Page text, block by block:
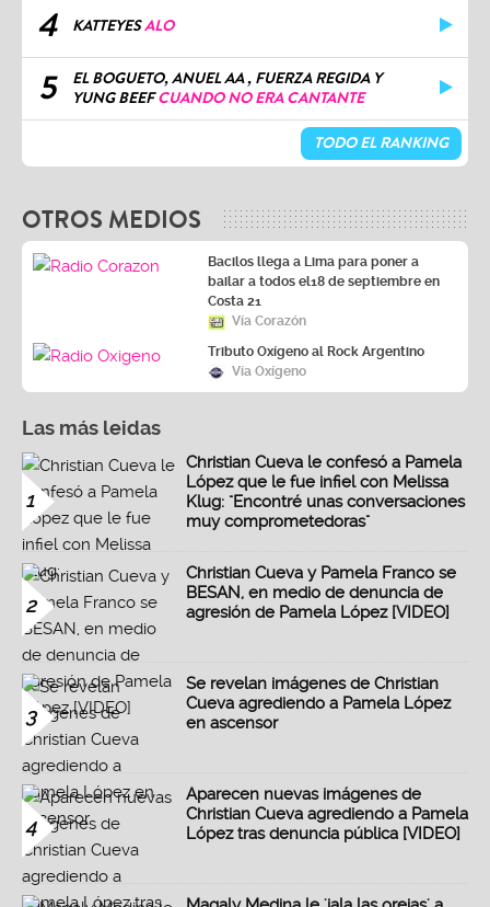
4 KATTEYESALO
5
EL BOGUETO, ANUEL AA , FUERZA REGIDA Y
YUNG BEEFCUANDO NO ERA CANTANTE
TODO EL RANKING
OTROS MEDIOS
Bacilos llega a Lima para poner a
bailar a todos el18 de septiembre en
Costa 21
Vía Corazón
Tributo Oxígeno al Rock Argentino
Vía Oxígeno
Las más leidas
1
Christian Cueva le confesó a Pamela
López que le fue infiel con Melissa
Klug: "Encontré unas conversaciones
muy comprometedoras"
2
Christian Cueva y Pamela Franco se
BESAN, en medio de denuncia de
agresión de Pamela López [VIDEO]
3
Se revelan imágenes de Christian
Cueva agrediendo a Pamela López
en ascensor
4
Aparecen nuevas imágenes de
Christian Cueva agrediendo a Pamela
López tras denuncia pública [VIDEO]